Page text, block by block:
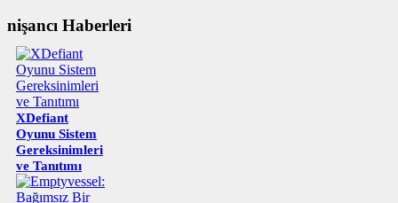
nişancı Haberleri
XDefiant
Oyunu Sistem
Gereksinimleri
ve Tanıtımı